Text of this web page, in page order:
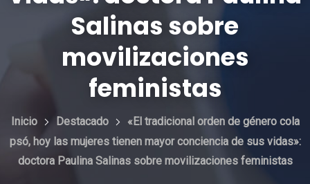
Salinas sobre
movilizaciones
feministas
Inicio Destacado
«El tradicional orden de género cola
psó, hoy las mujeres tienen mayor conciencia de sus vidas»:
doctora Paulina Salinas sobre movilizaciones feministas